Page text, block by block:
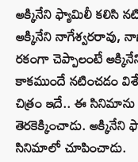
అక్కినేని ఫ్యామిలీ కలిసి
అక్కినేని నాగేశ్వ‌ర‌రావు,
ర‌కంగా చెప్పాలంటే
కాకముందే న‌టించ‌డం
చిత్రం ఇదే.. ఈ సినిమాను
తెర‌కెక్కించాడు.
సినిమాలో చూపించాడు.